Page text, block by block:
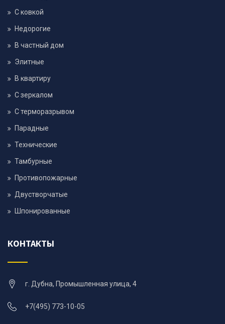
С ковкой
Недорогие
В частный дом
Элитные
В квартиру
С зеркалом
С терморазрывом
Парадные
Технические
Тамбурные
Противопожарные
Двустворчатые
Шпонированные
КОНТАКТЫ
г. Дубна, Промышленная улица, 4
+7(495) 773-10-05